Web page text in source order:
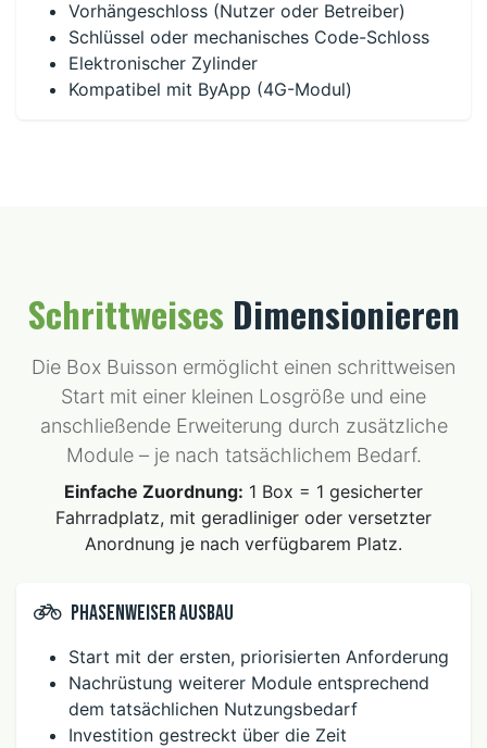
Vorhängeschloss (Nutzer oder Betreiber)
Schlüssel oder mechanisches Code-Schloss
Elektronischer Zylinder
Kompatibel mit ByApp (4G-Modul)
Schrittweises Dimensionieren
Die Box Buisson ermöglicht einen schrittweisen
Start mit einer kleinen Losgröße und eine
anschließende Erweiterung durch zusätzliche
Module – je nach tatsächlichem Bedarf.
Einfache Zuordnung: 1 Box = 1 gesicherter
Fahrradplatz, mit geradliniger oder versetzter
Anordnung je nach verfügbarem Platz.
Phasenweiser Ausbau
Start mit der ersten, priorisierten Anforderung
Nachrüstung weiterer Module entsprechend
dem tatsächlichen Nutzungsbedarf
Investition gestreckt über die Zeit